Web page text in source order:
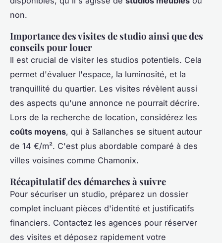
non.
Importance des visites de studio ainsi que des
conseils pour louer
Il est crucial de visiter les studios potentiels. Cela
permet d'évaluer l'espace, la luminosité, et la
tranquillité du quartier. Les visites révèlent aussi
des aspects qu'une annonce ne pourrait décrire.
Lors de la recherche de location, considérez les
coûts moyens, qui à Sallanches se situent autour
de 14 €/m². C'est plus abordable comparé à des
villes voisines comme Chamonix.
Récapitulatif des démarches à suivre
Pour sécuriser un studio, préparez un dossier
complet incluant pièces d'identité et justificatifs
financiers. Contactez les agences pour réserver
des visites et déposez rapidement votre